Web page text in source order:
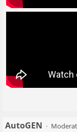
AutoGEN